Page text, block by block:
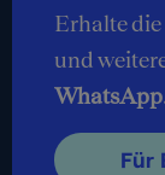
Erhalte
und
WhatsApp
Für